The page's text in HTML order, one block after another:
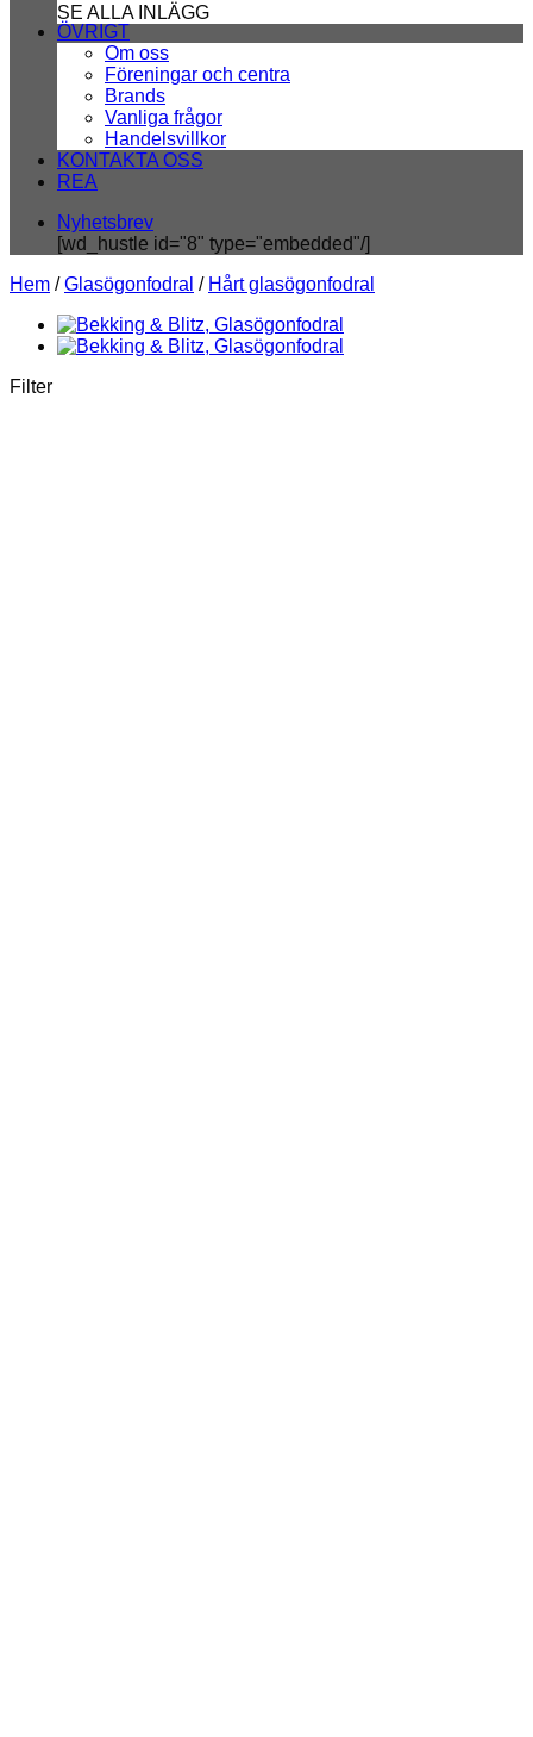
SE ALLA INLÄGG
ÖVRIGT
Om oss
Föreningar och centra
Brands
Vanliga frågor
Handelsvillkor
KONTAKTA OSS
REA
Nyhetsbrev
[wd_hustle id="8" type="embedded"/]
Hem / Glasögonfodral / Hårt glasögonfodral
Filter